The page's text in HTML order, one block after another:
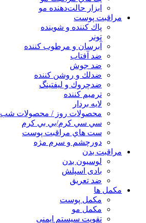
ابزار حالت‌دهنده مو
مراقبت پوست
پاك كننده و شوينده
تونر
آبرسان و مرطوب كننده
ضد آفتاب
ضد جوش
ضدلك و روشن كننده
ضدچروك و ليفتينگ
ترميم كننده
لايه بردار
محصولات روز / محصولات شب
سي سي كرم/بي بي كرم
ست هاي مراقبت پوست
دورچشم و سرم مژه
مراقبت بدن
لوسیون بدن
بادی اسپلش
ضد تعریق
مكمل ها
مکمل پوست
مکمل مو
تقویت سیستم ایمنی